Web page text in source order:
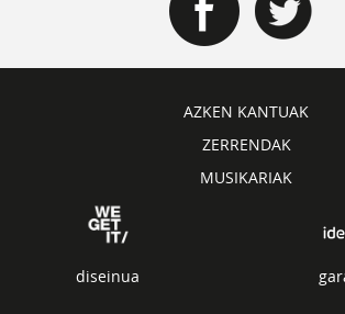
AZKEN KANTUAK
ZERRENDAK
MUSIKARIAK
diseinua